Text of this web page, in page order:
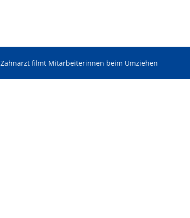
Zahnarzt filmt Mitarbeiterinnen beim Umziehen